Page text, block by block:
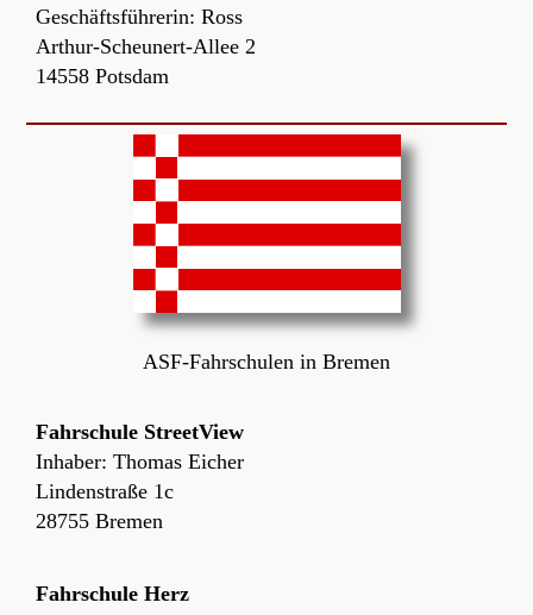
Geschäftsführerin: Ross
Arthur-Scheunert-Allee 2
14558 Potsdam
ASF-Fahrschulen in Bremen
Fahrschule StreetView
Inhaber: Thomas Eicher
Lindenstraße 1c
28755 Bremen
Fahrschule Herz